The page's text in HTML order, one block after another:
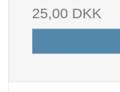
25,00 DKK